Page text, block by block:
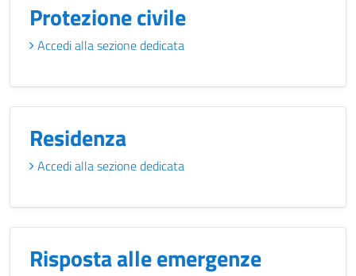
Protezione civile
Accedi alla sezione dedicata
Residenza
Accedi alla sezione dedicata
Risposta alle emergenze